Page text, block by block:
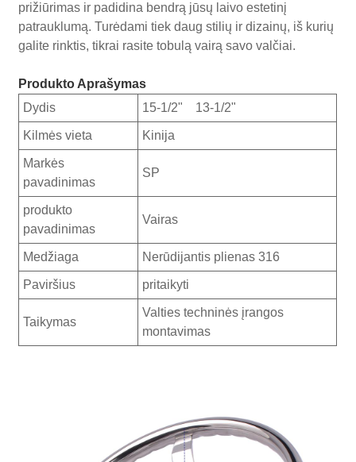
prižiūrimas ir padidina bendrą jūsų laivo estetinį
patrauklumą. Turėdami tiek daug stilių ir dizainų, iš kurių
galite rinktis, tikrai rasite tobulą vairą savo valčiai.
Produkto Aprašymas
Dydis
15-1/2" 13-1/2"
Kilmės vieta Kinija
Markės
pavadinimas
SP
produkto
pavadinimas
Vairas
Medžiaga Nerūdijantis plienas 316
Paviršius pritaikyti
Taikymas
Valties techninės įrangos
montavimas